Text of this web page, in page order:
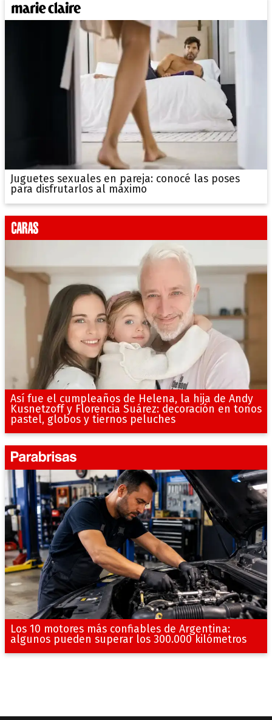
Juguetes sexuales en pareja: conocé las poses
para disfrutarlos al máximo
Así fue el cumpleaños de Helena, la hija de Andy
Kusnetzoff y Florencia Suárez: decoración en tonos
pastel, globos y tiernos peluches
Los 10 motores más confiables de Argentina:
algunos pueden superar los 300.000 kilómetros